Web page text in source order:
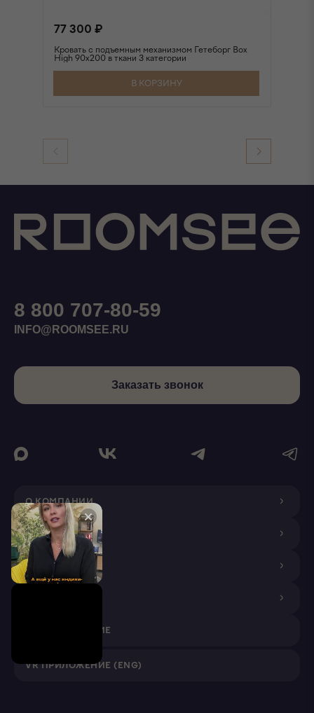
77 300 ₽
Кровать с подъемным механизмом Гетеборг Box
High 90х200 в ткани 3 категории
В КОРЗИНУ
О КОМПАНИИ
ДИЗАЙНЕРАМ
ПОКУПАТЕЛЯМ
VR ПРИЛОЖЕНИЕ
VR ПРИЛОЖЕНИЕ (ENG)
8 800 707-80-59
INFO@ROOMSEE.RU
Заказать звонок